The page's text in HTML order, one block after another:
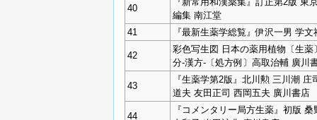
40
編集 南江堂
41
『最新生薬学総覧』伊沢一男 学文
42
彩色写生図 日本の薬用植物〔生薬
分-漢方-〔処方例〕高取治輔 廣川
43
『生薬学第2版』北川勲 三川潮 庄
道夫 友田正司 西岡五夫 廣川書店
44
『コメンタリー局方生薬』初版 桑